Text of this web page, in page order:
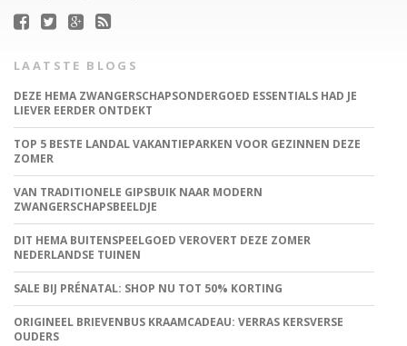
LAATSTE BLOGS
DEZE HEMA ZWANGERSCHAPSONDERGOED ESSENTIALS HAD JE
LIEVER EERDER ONTDEKT
TOP 5 BESTE LANDAL VAKANTIEPARKEN VOOR GEZINNEN DEZE
ZOMER
VAN TRADITIONELE GIPSBUIK NAAR MODERN
ZWANGERSCHAPSBEELDJE
DIT HEMA BUITENSPEELGOED VEROVERT DEZE ZOMER
NEDERLANDSE TUINEN
SALE BIJ PRÉNATAL: SHOP NU TOT 50% KORTING
ORIGINEEL BRIEVENBUS KRAAMCADEAU: VERRAS KERSVERSE
OUDERS